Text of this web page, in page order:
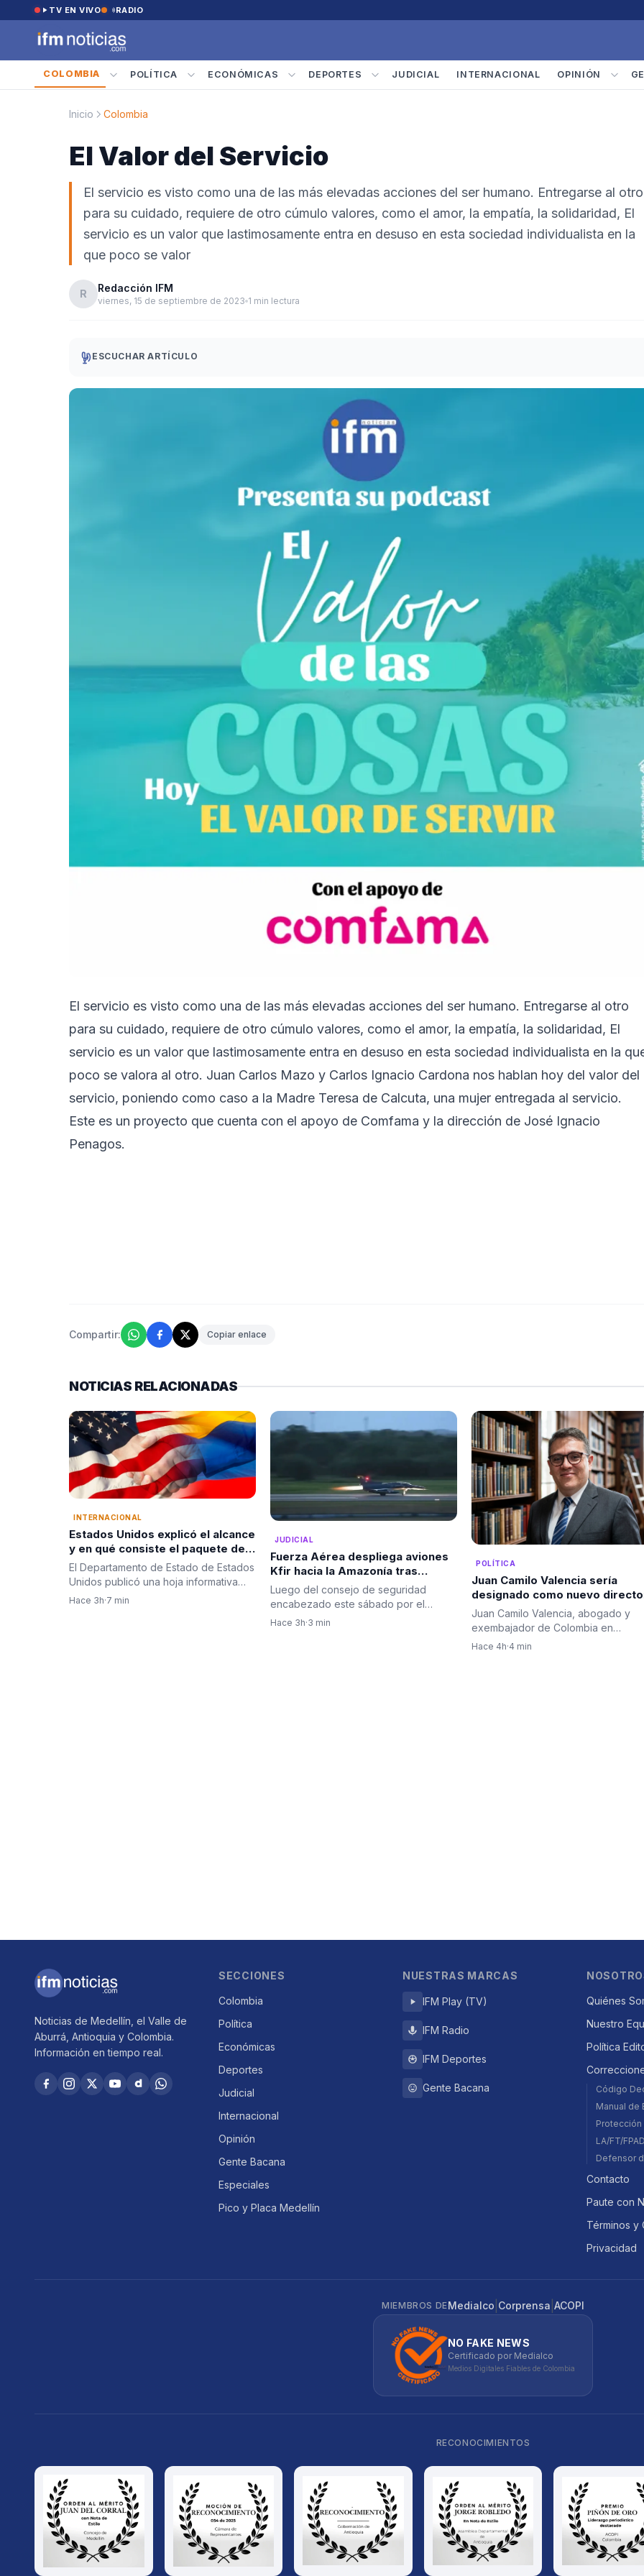
Saltar al contenido
TV EN VIVO RADIO
COLOMBIA POLÍTICA ECONÓMICAS DEPORTES JUDICIAL INTERNACIONAL OPINIÓN
Inicio Colombia
El Valor del Servicio
El servicio es visto como una de las más elevadas acciones del ser humano. Entregarse al otro
para su cuidado, requiere de otro cúmulo valores, como el amor, la empatía, la solidaridad, El
servicio es un valor que lastimosamente entra en desuso en esta sociedad individualista en la
que poco se valor
R Redacción IFM
viernes, 15 de septiembre de 2023 1 min lectura
ESCUCHAR ARTÍCULO
El servicio es visto como una de las más elevadas acciones del ser humano. Entregarse al otro
para su cuidado, requiere de otro cúmulo valores, como el amor, la empatía, la solidaridad, El
servicio es un valor que lastimosamente entra en desuso en esta sociedad individualista en la
poco se valora al otro. Juan Carlos Mazo y Carlos Ignacio Cardona nos hablan hoy del valor del
servicio, poniendo como caso a la Madre Teresa de Calcuta, una mujer entregada al servicio.
Este es un proyecto que cuenta con el apoyo de Comfama y la dirección de José Ignacio
Penagos.
Compartir: Copiar enlace
NOTICIAS RELACIONADAS
INTERNACIONAL
Estados Unidos explicó el alcance
y en qué consiste el paquete de
seguridad de US$1.000 millones
para Colombia tras la posesión
de Abelardo De La Espriella
El Departamento de Estado de Estados
Unidos publicó una hoja informativa
tras la posesión…
Hace 3h·7 min
JUDICIAL
Fuerza Aérea despliega aviones
Kfir hacia la Amazonía tras
consejo de seguridad del
presidente
Luego del consejo de seguridad
encabezado este sábado por el
presidente Abelardo De La Espriella y…
Hace 3h·3 min
POLÍTICA
Juan Camilo Valencia sería
designado como nuevo
de la Agencia Nacional de
Juan Camilo Valencia, abogado y
exembajador de Colombia en
Indonesia, se perfila para asumir la…
Hace 4h·4 min
Noticias de Medellín, el Valle de
Aburrá, Antioquia y Colombia.
Información en tiempo real.
SECCIONES
Colombia
Política
Económicas
Deportes
Judicial
Internacional
Opinión
Gente Bacana
Especiales
Pico y Placa Medellín
NUESTRAS MARCAS
IFM Play (TV)
IFM Radio
IFM Deportes
Gente Bacana
Quiénes
Nuestro
Política
Código
Manual de
Protección
LA/FT/
Defensor
Contacto
Paute con
Términos y
Privacidad
MIEMBROS DEMedialco Corprensa ACOPI
NO FAKE NEWS
Certificado por Medialco
Medios Digitales Fiables de Colombia
RECONOCIMIENTOS